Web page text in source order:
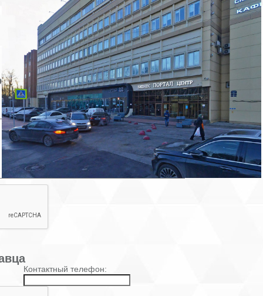
Не дозвониться
Другая причина
Связаться с продавцом
Следить за объектом
Контактный телефон: